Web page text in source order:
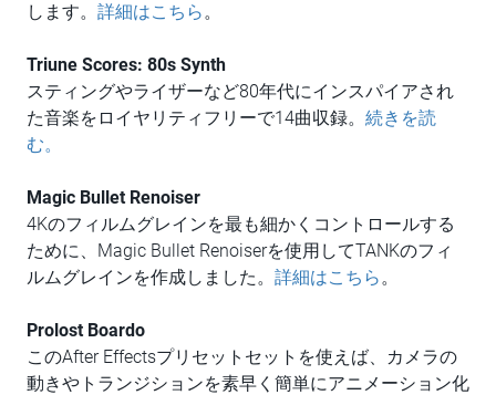
します。 詳細はこちら。
Triune Scores: 80s Synth
スティングやライザーなど80年代にインスパイアされ
た音楽をロイヤリティフリーで14曲収録。 続きを読
む。
Magic Bullet Renoiser
4Kのフィルムグレインを最も細かくコントロールする
ために、Magic Bullet Renoiserを使用してTANKのフィ
ルムグレインを作成しました。 詳細はこちら。
Prolost Boardo
このAfter Effectsプリセットセットを使えば、カメラの
動きやトランジションを素早く簡単にアニメーション化